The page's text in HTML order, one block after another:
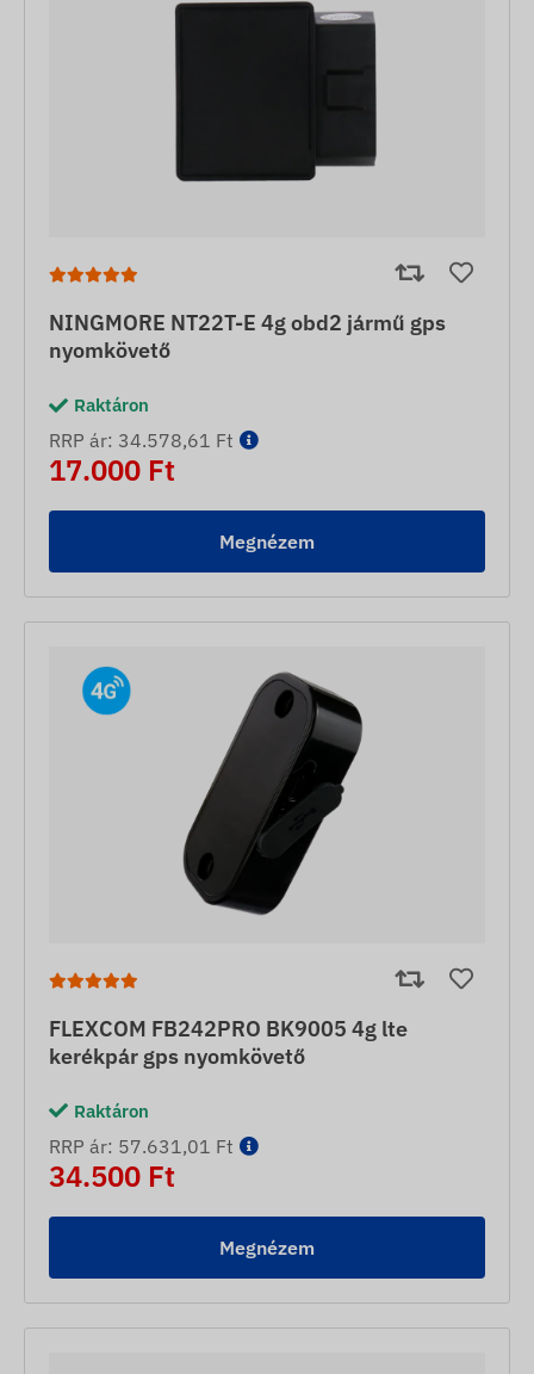
NINGMORE NT22T-E 4g obd2 jármű gps
nyomkövető
Raktáron
RRP ár: 34.578,61 Ft
17.000 Ft
Megnézem
FLEXCOM FB242PRO BK9005 4g lte
kerékpár gps nyomkövető
Raktáron
RRP ár: 57.631,01 Ft
34.500 Ft
Megnézem